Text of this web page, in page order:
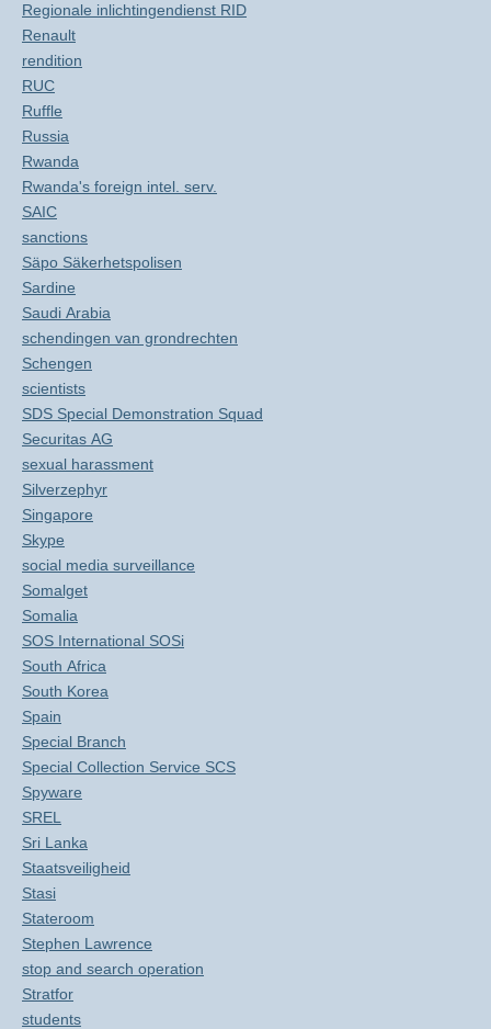
Regionale inlichtingendienst RID
Renault
rendition
RUC
Ruffle
Russia
Rwanda
Rwanda's foreign intel. serv.
SAIC
sanctions
Säpo Säkerhetspolisen
Sardine
Saudi Arabia
schendingen van grondrechten
Schengen
scientists
SDS Special Demonstration Squad
Securitas AG
sexual harassment
Silverzephyr
Singapore
Skype
social media surveillance
Somalget
Somalia
SOS International SOSi
South Africa
South Korea
Spain
Special Branch
Special Collection Service SCS
Spyware
SREL
Sri Lanka
Staatsveiligheid
Stasi
Stateroom
Stephen Lawrence
stop and search operation
Stratfor
students